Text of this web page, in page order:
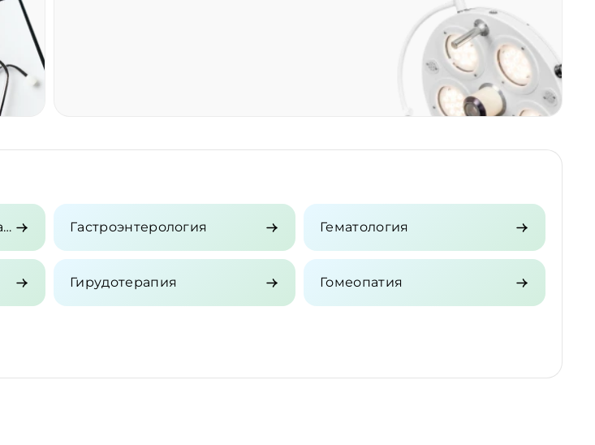
Анестезиология-реаниматология Гастроэнтерология Гематология
Гирудотерапия Гомеопатия